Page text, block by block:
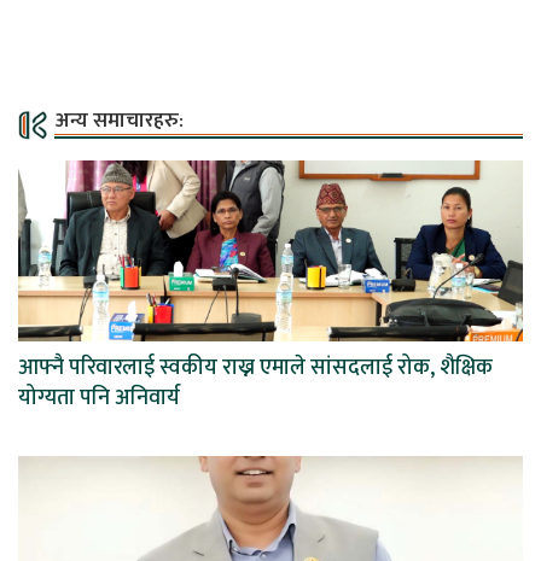
अन्य समाचारहरु:
आफ्नै परिवारलाई स्वकीय राख्न एमाले सांसदलाई रोक, शैक्षिक
योग्यता पनि अनिवार्य